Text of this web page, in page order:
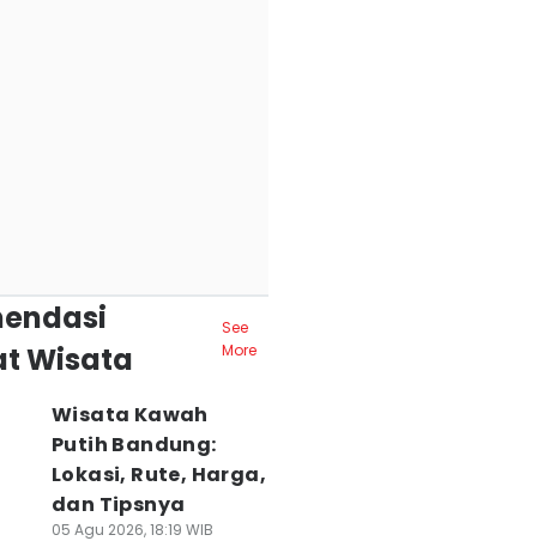
Wisata
See
More
Wisata Kawah
Putih Bandung:
Lokasi, Rute, Harga,
dan Tipsnya
05 Agu 2026, 18:19 WIB